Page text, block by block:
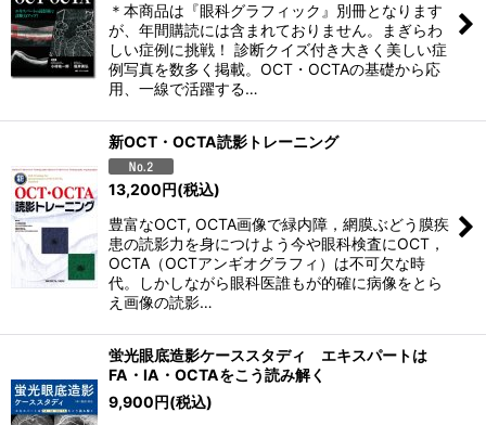
＊本商品は『眼科グラフィック』別冊となります
が、年間購読には含まれておりません。まぎらわ
しい症例に挑戦！ 診断クイズ付き大きく美しい症
例写真を数多く掲載。OCT・OCTAの基礎から応
用、一線で活躍する…
新OCT・OCTA読影トレーニング
13,200円(税込)
豊富なOCT, OCTA画像で緑内障，網膜ぶどう膜疾
患の読影力を身につけよう今や眼科検査にOCT，
OCTA（OCTアンギオグラフィ）は不可欠な時
代。しかしながら眼科医誰もが的確に病像をとら
え画像の読影…
蛍光眼底造影ケーススタディ エキスパートは
FA・IA・OCTAをこう読み解く
9,900円(税込)